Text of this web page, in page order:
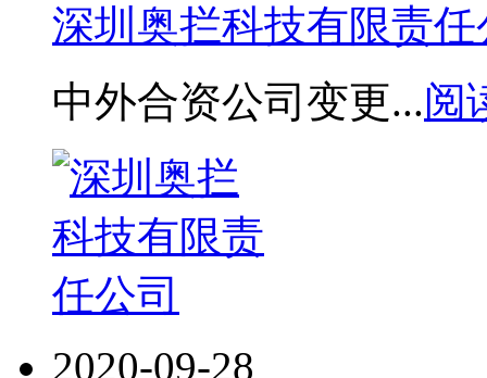
深圳奥拦科技有限责任
中外合资公司变更...阅
2020-09-28